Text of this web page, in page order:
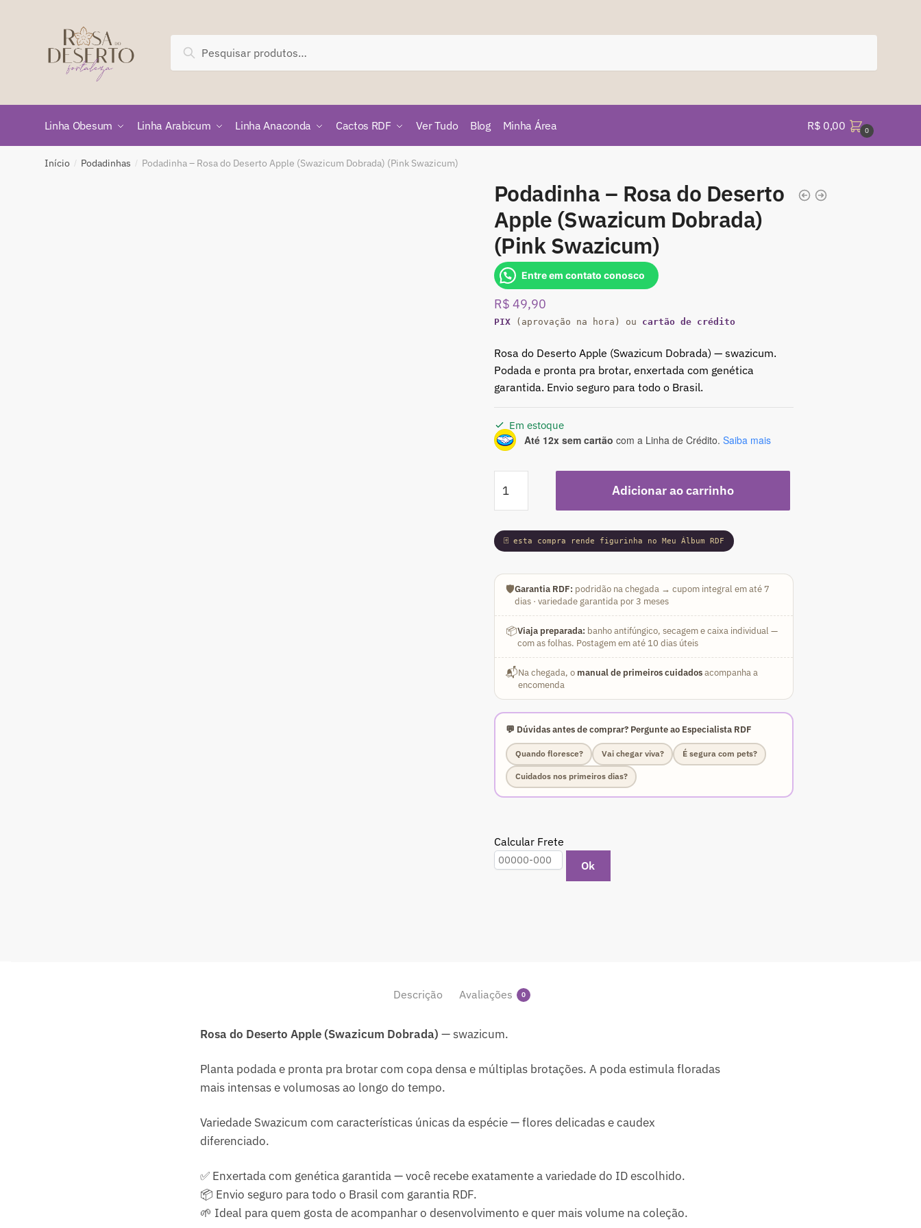
por:
Pesquisar
Linha Obesum Linha Arabicum Linha Anaconda Cactos RDF Ver Tudo Blog Minha Área R$ 0,00 0
Início / Podadinhas / Podadinha – Rosa do Deserto Apple (Swazicum Dobrada) (Pink Swazicum)
Podadinha – Rosa do Deserto
Apple (Swazicum Dobrada)
(Pink Swazicum)
Entre em contato conosco
R$ 49,90
PIX(aprovação na hora) ou cartão de crédito
Rosa do Deserto Apple (Swazicum Dobrada) — swazicum.
Podada e pronta pra brotar, enxertada com genética
garantida. Envio seguro para todo o Brasil.
Em estoque
Até 12x sem cartão com a Linha de Crédito. Saiba mais
Rosa
do
Deserto
(Swazicum
Dobrada)
(Pink
Swazicum)
quantidade
Adicionar ao carrinho
🃏 esta compra rende figurinha no Meu Álbum RDF
🛡️Garantia RDF: podridão na chegada → cupom integral em até 7
dias · variedade garantida por 3 meses
📦Viaja preparada: banho antifúngico, secagem e caixa individual —
com as folhas. Postagem em até 10 dias úteis
📬Na chegada, o manual de primeiros cuidadosacompanha a
encomenda
💬 Dúvidas antes de comprar? Pergunte ao Especialista RDF
Quando floresce? Vai chegar viva? É segura com pets?
Cuidados nos primeiros dias?
Calcular Frete
Ok
Descrição Avaliações 0
Rosa do Deserto Apple (Swazicum Dobrada) — swazicum.
Planta podada e pronta pra brotar com copa densa e múltiplas brotações. A poda estimula floradas
mais intensas e volumosas ao longo do tempo.
Variedade Swazicum com características únicas da espécie — flores delicadas e caudex
diferenciado.
✅ Enxertada com genética garantida — você recebe exatamente a variedade do ID escolhido.
📦 Envio seguro para todo o Brasil com garantia RDF.
🌱 Ideal para quem gosta de acompanhar o desenvolvimento e quer mais volume na coleção.